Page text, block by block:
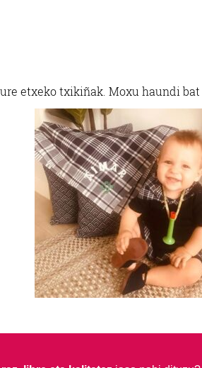
etxeko txikiñak. Moxu haundi